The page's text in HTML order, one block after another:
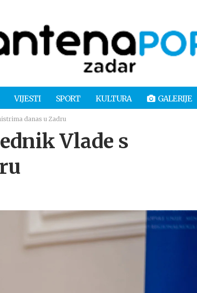
VIJESTI SPORT KULTURA GALERIJE
danas u Zadru
Vlade s